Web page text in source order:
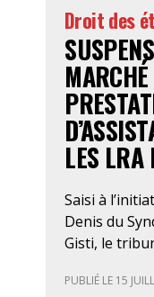
Droit des
LES LRA
Saisi à
Denis du
Gisti, le
marché
PUBLIÉ LE 15